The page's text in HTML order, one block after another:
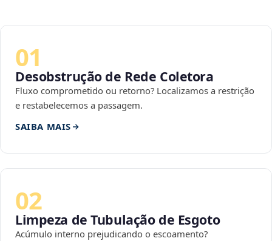
01
Desobstrução de Rede Coletora
Fluxo comprometido ou retorno? Localizamos a restrição
e restabelecemos a passagem.
SAIBA MAIS
02
Limpeza de Tubulação de Esgoto
Acúmulo interno prejudicando o escoamento?